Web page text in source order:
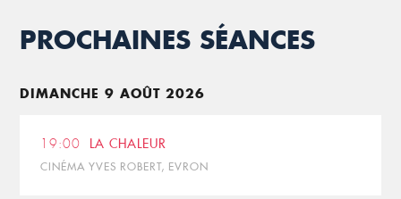
PROCHAINES SÉANCES
DIMANCHE 9 AOÛT 2026
19:00 LA CHALEUR
CINÉMA YVES ROBERT, EVRON